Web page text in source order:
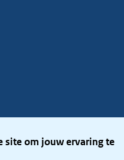
site om jouw ervaring te